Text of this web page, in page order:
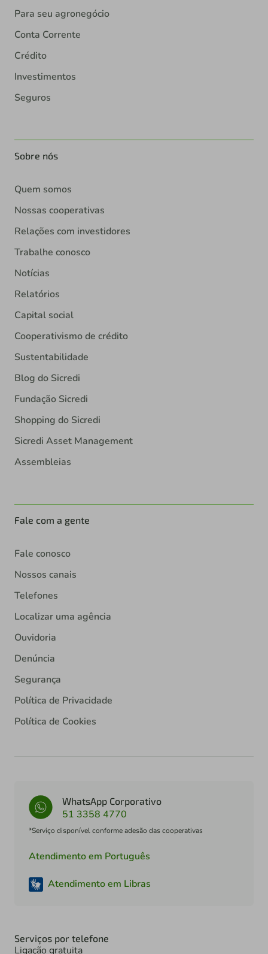
Para seu agronegócio
Conta Corrente
Crédito
Investimentos
Seguros
Sobre nós
Quem somos
Nossas cooperativas
Relações com investidores
Trabalhe conosco
Notícias
Relatórios
Capital social
Cooperativismo de crédito
Sustentabilidade
Blog do Sicredi
Fundação Sicredi
Shopping do Sicredi
Sicredi Asset Management
Assembleias
Fale com a gente
Fale conosco
Nossos canais
Telefones
Localizar uma agência
Ouvidoria
Denúncia
Segurança
Política de Privacidade
Política de Cookies
WhatsApp Corporativo
51 3358 4770
*Serviço disponível conforme adesão das cooperativas
Atendimento em Português
Atendimento em Libras
Serviços por telefone
Ligação gratuita